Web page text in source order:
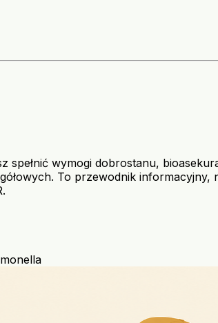
wymogi dobrostanu,
To przewodnik